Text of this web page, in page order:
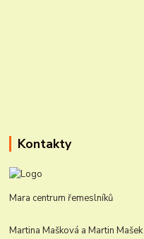
Kontakty
Mara centrum řemeslníků
Martina Mašková a Martin Mašek